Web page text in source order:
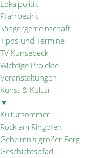
Lokalpolitik
Pfarrbezirk
Sängergemeinschaft
Tipps und Termine
TV Künsebeck
Wichtige Projekte
Veranstaltungen
Kunst & Kultur
▼
Kultursommer
Rock am Ringofen
Geheimnis großer Berg
Geschichtspfad